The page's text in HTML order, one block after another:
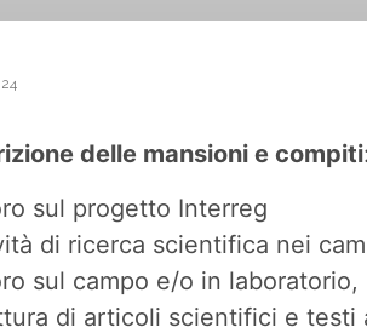
delle mansioni e compiti:
sul progetto Interreg
di ricerca scientifica nei
sul campo e/o in
di articoli scientifici e testi